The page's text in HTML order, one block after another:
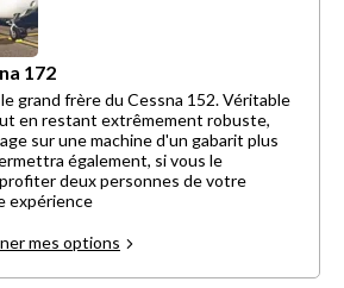
172
grand frère du Cessna 152. Véritable
en restant extrêmement robuste,
sur une machine d'un gabarit plus
également, si vous le
deux personnes de votre
expérience
mes options